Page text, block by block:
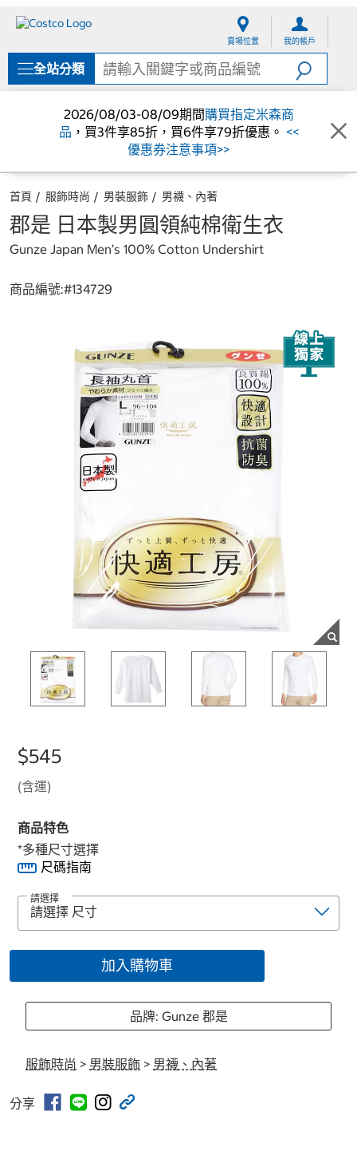
單
賣場位置 我的帳戶
全站分類
2026/08/03-08/09期間購買指定米森商
品 ，買3件享85折，買6件享79折優惠。 <<
優惠券注意事項>>
首頁 服飾時尚 男裝服飾 男襪、內著
郡是 日本製男圓領純棉衛生衣
Gunze Japan Men’s 100% Cotton Undershirt
商品編號:#134729
$545
(含運)
商品特色
*多種尺寸選擇
尺碼指南
請選擇
加入購物車
品牌: Gunze 郡是
服飾時尚 > 男裝服飾 > 男襪、內著
分享